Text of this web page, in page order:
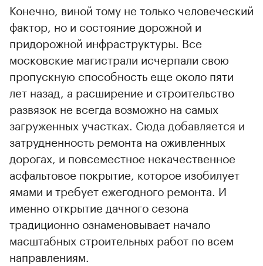
Конечно, виной тому не только человеческий
фактор, но и состояние дорожной и
придорожной инфраструктуры. Все
московские магистрали исчерпали свою
пропускную способность еще около пяти
лет назад, а расширение и строительство
развязок не всегда возможно на самых
загруженных участках. Сюда добавляется и
затрудненность ремонта на оживленных
дорогах, и повсеместное некачественное
асфальтовое покрытие, которое изобилует
ямами и требует ежегодного ремонта. И
именно открытие дачного сезона
традиционно ознаменовывает начало
масштабных строительных работ по всем
направлениям.